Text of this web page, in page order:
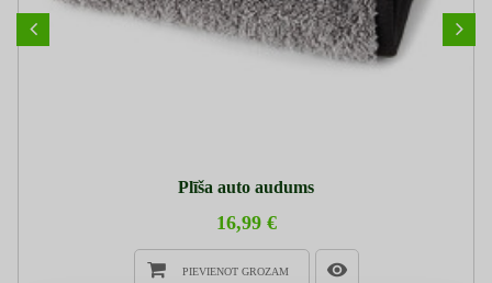
Plīša auto audums
16,99 €
PIEVIENOT GROZAM